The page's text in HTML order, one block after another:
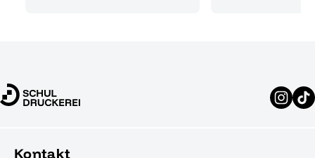
Kontakt